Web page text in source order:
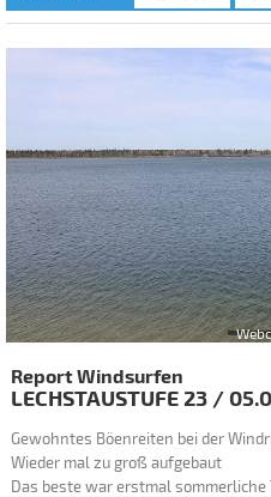
LECHSTAUSTUFE 23 –
Report Windsurfen
LECHSTAUSTUFE 23 /
Gewohntes Böenreiten bei der
Wieder mal zu groß aufgebaut
Das beste war erstmal sommerliche